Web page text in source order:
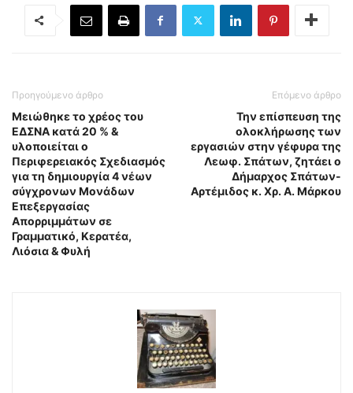
Προηγούμενο άρθρο
Μειώθηκε το χρέος του
ΕΔΣΝΑ κατά 20 % &
υλοποιείται ο
Περιφερειακός Σχεδιασμός
για τη δημιουργία 4 νέων
σύγχρονων Μονάδων
Επεξεργασίας
Απορριμμάτων σε
Γραμματικό, Κερατέα,
Λιόσια & Φυλή
Επόμενο άρθρο
Την επίσπευση της
ολοκλήρωσης των
εργασιών στην γέφυρα της
Λεωφ. Σπάτων, ζητάει ο
Δήμαρχος Σπάτων-
Αρτέμιδος κ. Χρ. Α. Μάρκου